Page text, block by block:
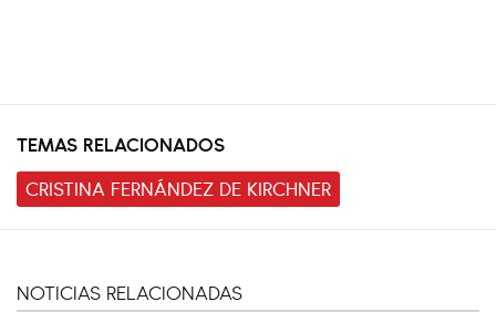
TEMAS RELACIONADOS
CRISTINA FERNÁNDEZ DE KIRCHNER
NOTICIAS RELACIONADAS